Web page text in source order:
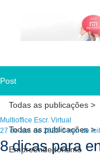
Post
Todas as publicações >
Empreendedorismo
Todas as publicações >
8 dicas para
Multioffice Escr. Virtual
27 de abr. de 2020 5 min de